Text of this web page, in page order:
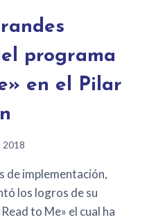
programa
en el Pilar
2018
de implementación,
los logros de su
to Me» el cual ha